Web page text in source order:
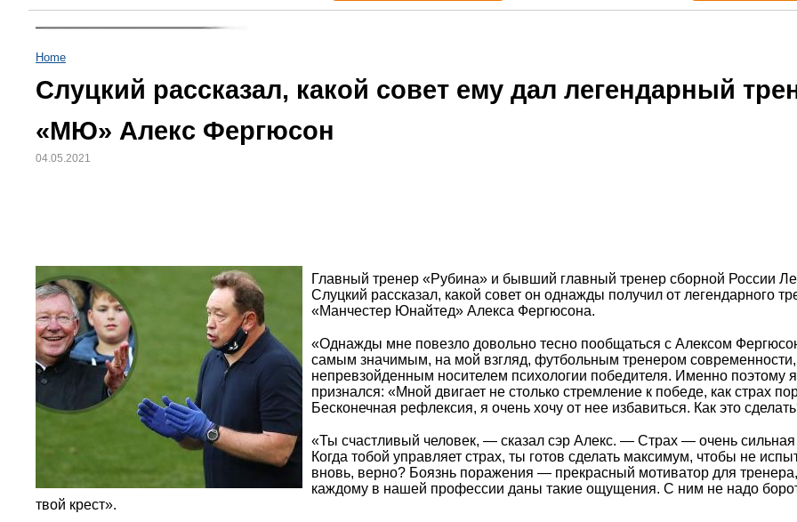
Home
Слуцкий рассказал, какой совет ему дал легендарный
«МЮ» Алекс Фергюсон
04.05.2021
Главный тренер «Рубина» и бывший главный тренер сборной России
Слуцкий рассказал, какой совет он однажды получил от легендарного
«Манчестер Юнайтед» Алекса Фергюсона.
«Однажды мне повезло довольно тесно пообщаться с Алексом
самым значимым, на мой взгляд, футбольным тренером современности,
непревзойденным носителем психологии победителя. Именно поэтому я
признался: «Мной двигает не столько стремление к победе, как страх
Бесконечная рефлексия, я очень хочу от нее избавиться. Как это
«Ты счастливый человек, — сказал сэр Алекс. — Страх — очень
Когда тобой управляет страх, ты готов сделать максимум, чтобы не
вновь, верно? Боязнь поражения — прекрасный мотиватор для
каждому в нашей профессии даны такие ощущения. С ним не надо
твой крест».